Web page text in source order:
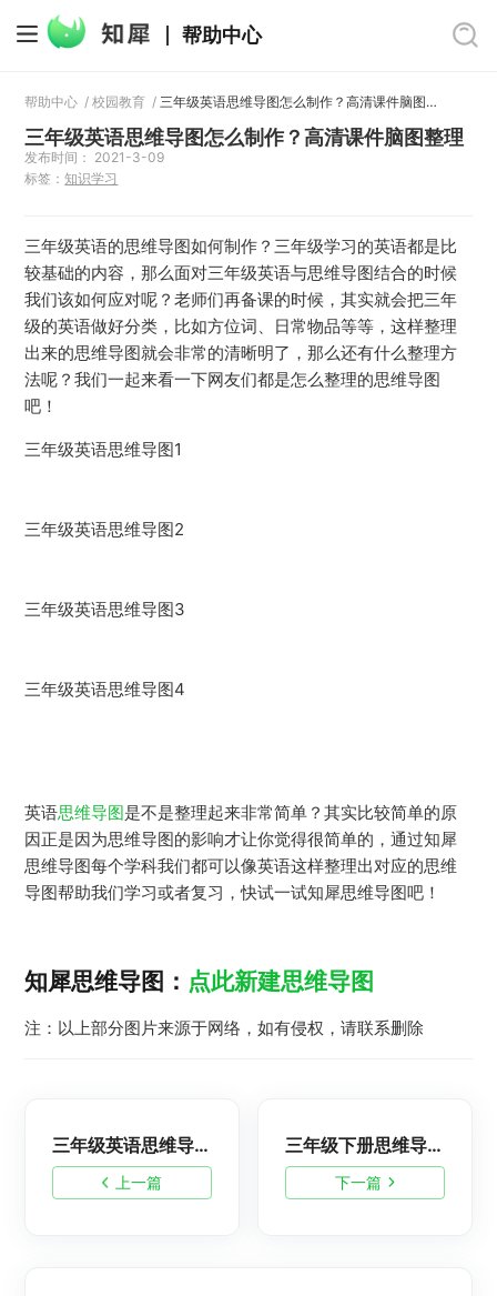
帮助中心
帮助中心 /校园教育 / 三年级英语思维导图怎么制作？高清课件脑图整理
三年级英语思维导图怎么制作？高清课件脑图整理
发布时间： 2021-3-09
标签：知识学习
三年级英语的思维导图如何制作？三年级学习的英语都是比
较基础的内容，那么面对三年级英语与思维导图结合的时候
我们该如何应对呢？老师们再备课的时候，其实就会把三年
级的英语做好分类，比如方位词、日常物品等等，这样整理
出来的思维导图就会非常的清晰明了，那么还有什么整理方
法呢？我们一起来看一下网友们都是怎么整理的思维导图
吧！
三年级英语思维导图1
三年级英语思维导图2
三年级英语思维导图3
三年级英语思维导图4
英语思维导图是不是整理起来非常简单？其实比较简单的原
因正是因为思维导图的影响才让你觉得很简单的，通过知犀
思维导图每个学科我们都可以像英语这样整理出对应的思维
导图帮助我们学习或者复习，快试一试知犀思维导图吧！
知犀思维导图： 点此新建思维导图
注：以上部分图片来源于网络，如有侵权，请联系删除
上一篇
三年级英语思维导图，简单又漂亮的脑图整理
下一篇
三年级下册思维导图怎么画？高清简单脑图整理